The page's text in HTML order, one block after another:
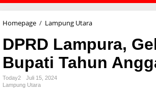
Homepage / Lampung Utara
R
D
L
a
DPRD Lampura,
Bupati Tahun
Today2
Juli 15, 2024
Lampung Utara